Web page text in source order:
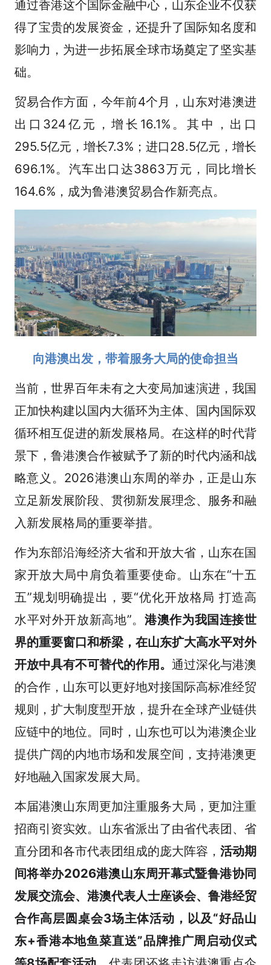
通过香港这个国际金融中心，山东企业不仅获
得了宝贵的发展资金，还提升了国际知名度和
影响力，为进一步拓展全球市场奠定了坚实基
础。
贸易合作方面，今年前4个月，山东对港澳进
出口324亿元，增长16.1%。其中，出口
295.5亿元，增长7.3%；进口28.5亿元，增长
696.1%。汽车出口达3863万元，同比增长
164.6%，成为鲁港澳贸易合作新亮点。
向港澳出发，带着服务大局的使命担当
当前，世界百年未有之大变局加速演进，我国
正加快构建以国内大循环为主体、国内国际双
循环相互促进的新发展格局。在这样的时代背
景下，鲁港澳合作被赋予了新的时代内涵和战
略意义。2026港澳山东周的举办，正是山东
立足新发展阶段、贯彻新发展理念、服务和融
入新发展格局的重要举措。
作为东部沿海经济大省和开放大省，山东在国
家开放大局中肩负着重要使命。山东在“十五
五”规划明确提出，要“优化开放格局 打造高
水平对外开放新高地”。 港澳作为我国连接世
界的重要窗口和桥梁，在山东扩大高水平对外
开放中具有不可替代的作用。通过深化与港澳
的合作，山东可以更好地对接国际高标准经贸
规则，扩大制度型开放，提升在全球产业链供
应链中的地位。同时，山东也可以为港澳企业
提供广阔的内地市场和发展空间，支持港澳更
好地融入国家发展大局。
本届港澳山东周更加注重服务大局，更加注重
招商引资实效。山东省派出了由省代表团、省
直分团和各市代表团组成的庞大阵容，活动期
间将举办2026港澳山东周开幕式暨鲁港协同
发展交流会、港澳代表人士座谈会、鲁港经贸
合作高层圆桌会3场主体活动，以及“好品山
东+香港本地鱼菜直送”品牌推广周启动仪式